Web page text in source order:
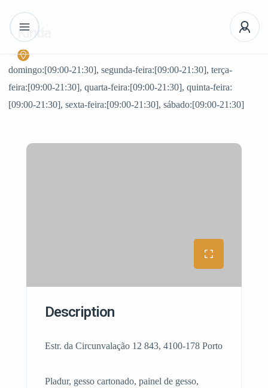
Kinda
domingo:[09:00-21:30], segunda-feira:[09:00-21:30], terça-
feira:[09:00-21:30], quarta-feira:[09:00-21:30], quinta-feira:
[09:00-21:30], sexta-feira:[09:00-21:30], sábado:[09:00-21:30]
Description
Estr. da Circunvalação 12 843, 4100-178 Porto
Pladur, gesso cartonado, painel de gesso,